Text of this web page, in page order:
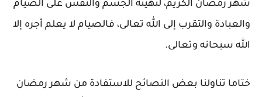
شهر رمضان الكريم، لتهيئة الجسم والنفس على الصيام
والعبادة والتقرب إلى الله تعالى، فالصيام لا يعلم أجره إلا
الله سبحانه وتعالى.
ختاما تناولنا بعض النصائح للاستفادة من شهر رمضان